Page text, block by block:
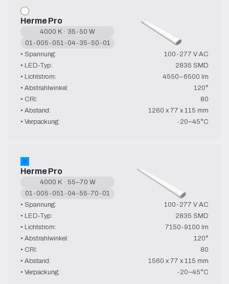
Herme Pro
4000 K · 35-50 W
01-005-051-04-35-50-01
• Spannung:
100-277 V AC
• LED-Typ:
2835 SMD
• Lichtstrom:
4550–6500 lm
• Abstrahlwinkel:
120°
• CRI:
80
• Abstand:
1260 x 77 x 115 mm
• Verpackung:
-20~45°C
Herme Pro
4000 K · 55–70 W
01-005-051-04-55-70-01
• Spannung:
100-277 V AC
• LED-Typ:
2835 SMD
• Lichtstrom:
7150-9100 lm
• Abstrahlwinkel:
120°
• CRI:
80
• Abstand:
1560 x 77 x 115 mm
• Verpackung:
-20~45°C